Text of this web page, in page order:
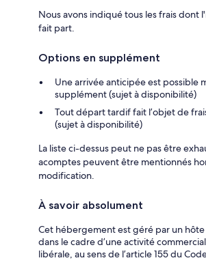
Nous avons indiqué tous les frais dont
fait part.
Options en supplément
Une arrivée anticipée est possible
supplément (sujet à disponibilité)
Tout départ tardif fait l’objet de
(sujet à disponibilité)
La liste ci-dessus peut ne pas être
acomptes peuvent être mentionnés
modification.
À savoir absolument
Cet hébergement est géré par un
dans le cadre d’une activité
libérale, au sens de l’article 155 du